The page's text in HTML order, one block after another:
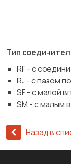
Тип
RF - с
RJ - с пазом
SF - с малой
SM - с малым
Назад в